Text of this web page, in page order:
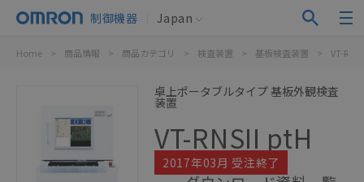
制御機器 Japan
Home > 商品情報 > 商品カテゴリ > 検査装置 > 基板検査装置 > VT-
卓上ポータブルタイプ 基板外観検査
装置
VT-RNSII ptH
2017年03月 受注終了